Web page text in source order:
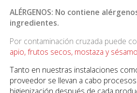
ALÉRGENOS: No contiene
ingredientes.
Por contaminación cruzada puede
apio, frutos secos, mostaza y
Tanto en nuestras instalaciones
proveedor se llevan a cabo